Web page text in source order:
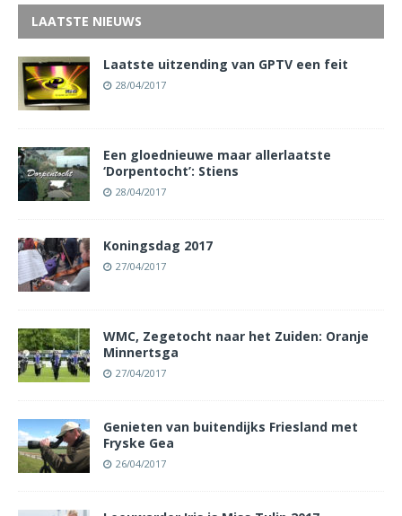
LAATSTE NIEUWS
Laatste uitzending van GPTV een feit
28/04/2017
Een gloednieuwe maar allerlaatste
‘Dorpentocht’: Stiens
28/04/2017
Koningsdag 2017
27/04/2017
WMC, Zegetocht naar het Zuiden: Oranje
Minnertsga
27/04/2017
Genieten van buitendijks Friesland met
Fryske Gea
26/04/2017